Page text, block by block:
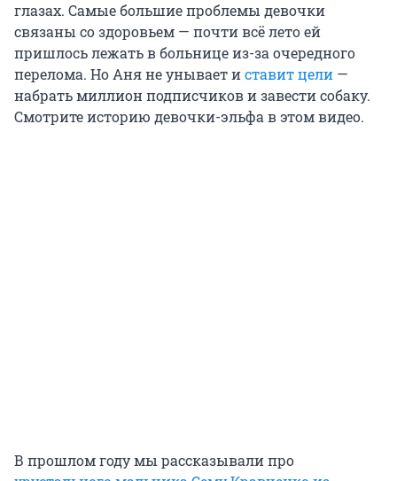
глазах. Самые большие проблемы девочки
связаны со здоровьем — почти всё лето ей
пришлось лежать в больнице из-за очередного
перелома. Но Аня не унывает иставит цели —
набрать миллион подписчиков и завести собаку.
Смотрите историю девочки-эльфа в этом видео.
В прошлом году мы рассказывали про